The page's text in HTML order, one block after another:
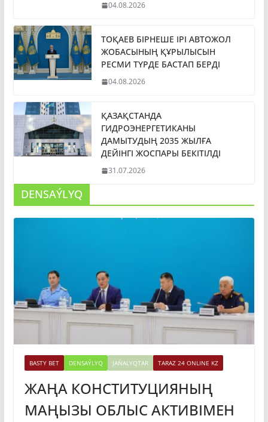
04.08.2026
ТОҚАЕВ БІРНЕШЕ ІРІ АВТОЖОЛ
ЖОБАСЫНЫҢ ҚҰРЫЛЫСЫН
РЕСМИ ТҮРДЕ БАСТАП БЕРДІ
04.08.2026
ҚАЗАҚСТАНДА
ГИДРОЭНЕРГЕТИКАНЫ
ДАМЫТУДЫҢ 2035 ЖЫЛҒА
ДЕЙІНГІ ЖОСПАРЫ БЕКІТІЛДІ
31.07.2026
DENSAÝLYQ
BASTY BET DENSAÝLYQ JAŃALYQTAR TARAZ 24 ONLINE KZ
ЖАҢА КОНСТИТУЦИЯНЫҢ
МАҢЫЗЫ ОБЛЫС АКТИВІМЕН